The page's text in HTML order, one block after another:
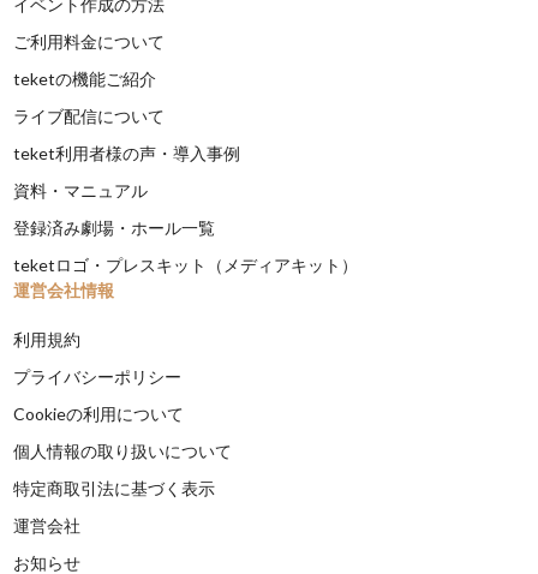
ご利用料金について
teketの機能ご紹介
ライブ配信について
teket利用者様の声・導入事例
資料・マニュアル
登録済み劇場・ホール一覧
teketロゴ・プレスキット（メディアキット）
運営会社情報
利用規約
プライバシーポリシー
Cookieの利用について
個人情報の取り扱いについて
特定商取引法に基づく表示
運営会社
お知らせ